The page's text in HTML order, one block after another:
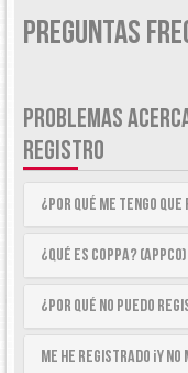
Preguntas
PROBLEMAS
REGISTRO
¿Por qué me tengo
¿Qué es COPPA? (APPCO)
¿Por qué no puedo
Me he registrado ¡y